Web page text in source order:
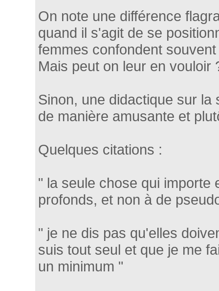
On note une différence
quand il s'agit de se
femmes confondent
Mais peut on leur en vouloir
Sinon, une didactique sur
de manière amusante et
Quelques citations :
" la seule chose qui importe
profonds, et non à de
" je ne dis pas qu'elles
suis tout seul et que je me
un minimum "